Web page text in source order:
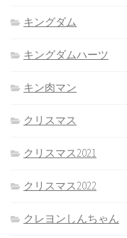
キングダム
キングダムハーツ
キン肉マン
クリスマス
クリスマス2021
クリスマス2022
クレヨンしんちゃん